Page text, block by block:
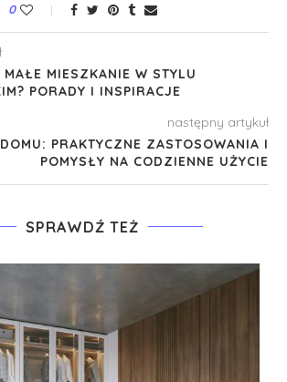
0
MIESZKANIE W STYLU
PORADY I INSPIRACJE
następny artykuł
PRAKTYCZNE ZASTOSOWANIA I
POMYSŁY NA CODZIENNE UŻYCIE
SPRAWDŹ TEŻ